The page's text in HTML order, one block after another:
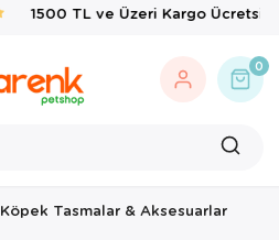
1500 TL ve Üzeri Kargo Ücretsiz
0
KEDI
Kedi Taşıma
Kedi Kumları
KÖPEK
Kedi
Köpek
KUŞ
Kafes & Yuva
Yem & Kraker
EVCIL
Kedi Mama &
BALIK
Balık Yemleri
Yemler & Ek
Bakım &
ÇEVRE
Haşere
Köpek Tasmalar & Aksesuarlar